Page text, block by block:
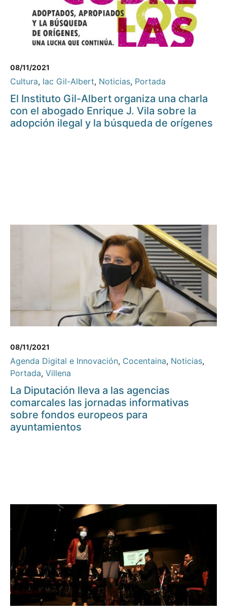
08/11/2021
Cultura, Iac Gil-Albert, Noticias, Portada
El Instituto Gil-Albert organiza una charla
con el abogado Enrique J. Vila sobre la
adopción ilegal y la búsqueda de orígenes
08/11/2021
Agenda Digital e Innovación, Cocentaina, Noticias,
Portada, Villena
La Diputación lleva a las agencias
comarcales las jornadas informativas
sobre fondos europeos para
ayuntamientos